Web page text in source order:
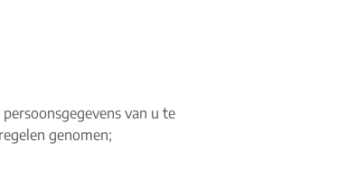
van u te
genomen;